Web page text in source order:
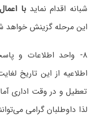
شبانه اقدام نمایدبا
این مرحله گزینش خواهد
۸- واحد اطلاعات و
تعطیل و در وقت اداری
لذا داوطلبان گرامی